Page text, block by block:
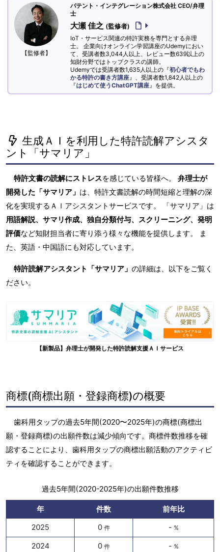
【監修者】
パテント・インテグレーション株式会社 CEO/弁理
士
大瀬 佳之 (監修者)
IoT・サービス関連の特許実務を専門とする弁理
士。 企業向けオンライン学習講座のUdemyにおい
て、受講者数3,044人以上、レビュー数639以上の
知財分野ではトップクラスの講師。
Udemyでは受講者数1,635人以上の『初心者でもわ
かる特許の書き方講座 』、受講者数1,842人以上の
『はじめて使うChatGPT講座 』を提供。
生成ＡＩを利用した特許読解アシスタ
ント「サマリア」
特許文書の読解にストレスを感じている皆様へ。 弁理士が
開発した「サマリア」 は、特許文書読解の時間短縮と理解の深
化を実現するＡＩアシスタントサービスです。 「サマリア」は
用語解説、サマリ作成、独自分類付与、スクリーニング、発明
評価など知財担当者に寄り添う様々な機能を提供します。 ま
た、英語・中国語にも対応しています。
特許読解アシスタント「サマリア」 の詳細は、以下をご覧く
ださい。
【新製品】弁理士が開発した特許読解支援ＡＩサービス
商標(商標出願・登録商標)の概要
歯科用タップの過去5年間(2020〜2025年)の商標(商標出
願・登録商標)の出願件数は減少傾向です。商標件数推移を確
認することにより、歯科用タップの商標出願活動のアクティビ
ティを確認することができます。
過去5年間(2020-2025年)の出願件数推移
年 件数
前年比
2025
0 件 - %
2024 0 件 - %